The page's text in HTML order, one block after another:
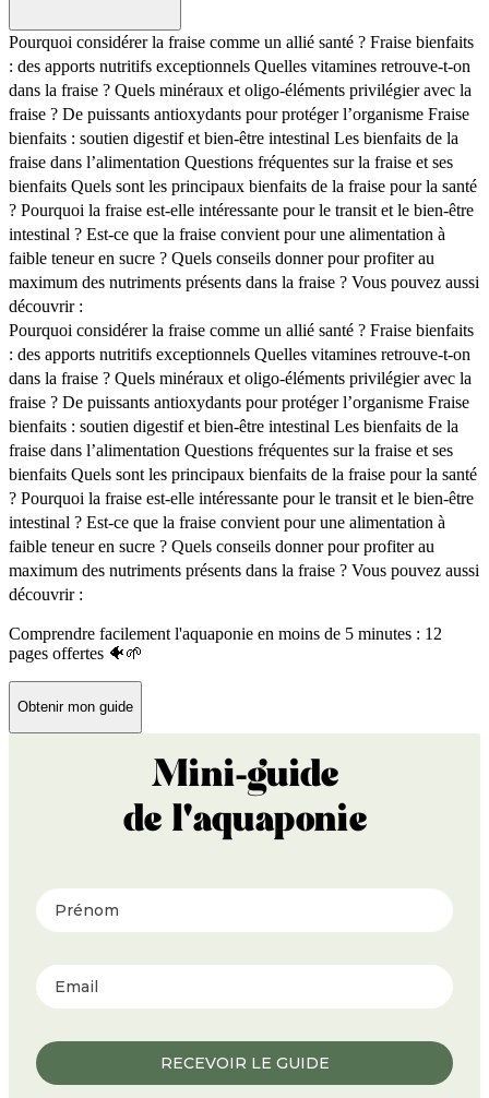
Pourquoi considérer la fraise comme un allié santé ? Fraise bienfaits
: des apports nutritifs exceptionnels Quelles vitamines retrouve-t-on
dans la fraise ? Quels minéraux et oligo-éléments privilégier avec la
fraise ? De puissants antioxydants pour protéger l’organisme Fraise
bienfaits : soutien digestif et bien-être intestinal Les bienfaits de la
fraise dans l’alimentation Questions fréquentes sur la fraise et ses
bienfaits Quels sont les principaux bienfaits de la fraise pour la santé
? Pourquoi la fraise est-elle intéressante pour le transit et le bien-être
intestinal ? Est-ce que la fraise convient pour une alimentation à
faible teneur en sucre ? Quels conseils donner pour profiter au
maximum des nutriments présents dans la fraise ? Vous pouvez aussi
découvrir :
Pourquoi considérer la fraise comme un allié santé ? Fraise bienfaits
: des apports nutritifs exceptionnels Quelles vitamines retrouve-t-on
dans la fraise ? Quels minéraux et oligo-éléments privilégier avec la
fraise ? De puissants antioxydants pour protéger l’organisme Fraise
bienfaits : soutien digestif et bien-être intestinal Les bienfaits de la
fraise dans l’alimentation Questions fréquentes sur la fraise et ses
bienfaits Quels sont les principaux bienfaits de la fraise pour la santé
? Pourquoi la fraise est-elle intéressante pour le transit et le bien-être
intestinal ? Est-ce que la fraise convient pour une alimentation à
faible teneur en sucre ? Quels conseils donner pour profiter au
maximum des nutriments présents dans la fraise ? Vous pouvez aussi
découvrir :
Comprendre facilement l'aquaponie en moins de 5 minutes : 12
pages offertes 🐠🌱
Obtenir mon guide
Mini-guide
de l'aquaponie
Prénom
RECEVOIR LE GUIDE